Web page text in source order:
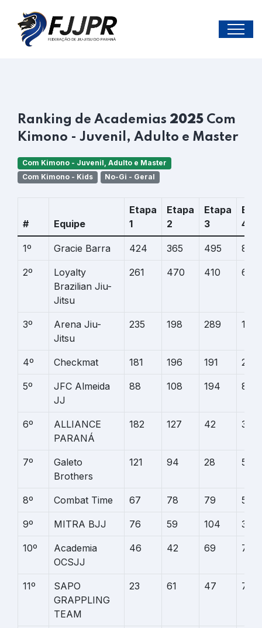
Ranking de Academias 2025 Com
Kimono - Juvenil, Adulto e Master
Com Kimono - Juvenil, Adulto e Master
Com Kimono - Kids
No-Gi - Geral
# Equipe
Etapa
1
Etapa
2
Etapa
3
4
1º Gracie Barra 424 365 495 819
2º
Loyalty
Brazilian Jiu-
Jitsu
261 470 410 624
3º
Arena Jiu-
Jitsu
235 198 289 125
4º Checkmat 181 196 191 248
5º
JFC Almeida
JJ
88 108 194 80
6º
ALLIANCE
PARANÁ
182 127 42 37
7º
Galeto
Brothers
121 94 28 51
8º Combat Time 67 78 79 56
9º MITRA BJJ 76 59 104 32
10º
Academia
OCSJJ
46 42 69 74
11º
SAPO
GRAPPLING
TEAM
23 61 47 74